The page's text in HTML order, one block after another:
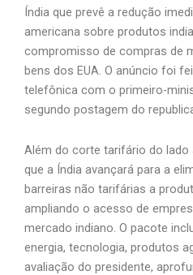
Índia que prevê a redução
americana sobre produtos
compromisso de compras de
bens dos EUA. O anúncio foi
telefônica com o primeiro-
segundo postagem do
Além do corte tarifário do lado
que a Índia avançará para a
barreiras não tarifárias a
ampliando o acesso de
mercado indiano. O pacote
energia, tecnologia, produtos
avaliação do presidente,